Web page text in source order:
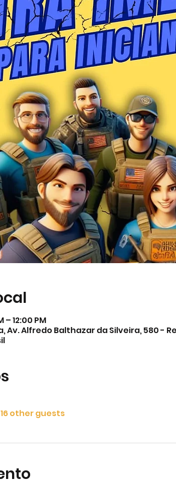
– 12:00 PM
Av. Alfredo Balthazar da Silveira, 580 -
16 other guests